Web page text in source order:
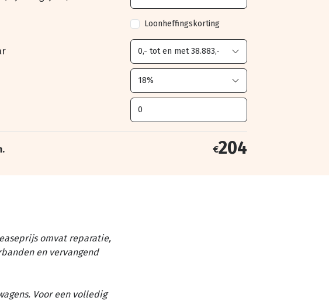
Loonheffingskorting
€204
omvat reparatie,
en vervangend
Voor een volledig